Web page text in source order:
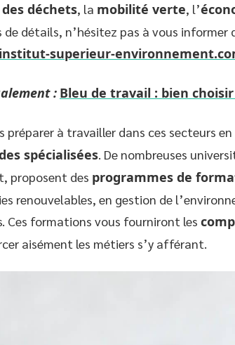
déchets, la mobilité verte, l’
de détails, n’hésitez pas à vous
superieur-
: Bleu de travail : bien
préparer à travailler dans ces secteurs
spécialisées. De nombreuses
proposent des programmes de
renouvelables, en gestion de
Ces formations vous fourniront les
aisément les métiers s’y afférant.